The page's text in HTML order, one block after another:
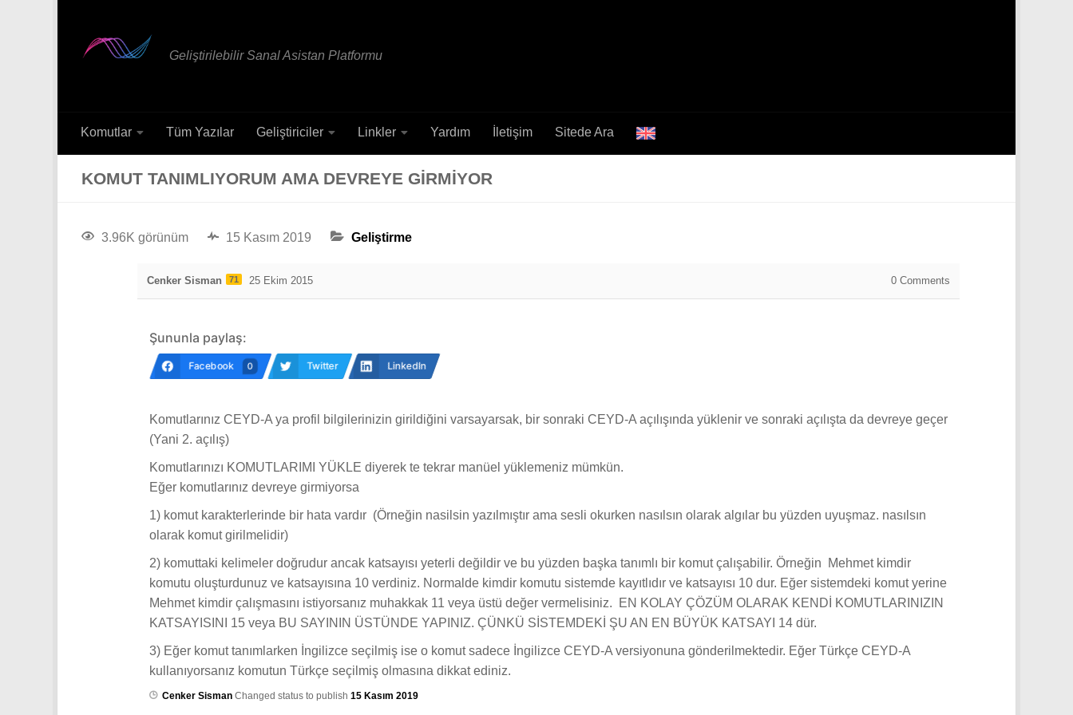
Geliştirilebilir Sanal Asistan Platformu
Komutlar Tüm Yazılar Geliştiriciler Linkler Yardım İletişim Sitede Ara
KOMUT TANIMLIYORUM AMA DEVREYE GIRMIYOR
3.96K görünüm 15 Kasım 2019 Geliştirme
Cenker Sisman 71 25 Ekim 2015 0 Comments
Şununla paylaş:
Facebook 0 Twitter LinkedIn
Komutlarınız CEYD-A ya profil bilgilerinizin girildiğini varsayarsak, bir sonraki CEYD-A açılışında yüklenir ve sonraki açılışta da devreye geçer
(Yani 2. açılış)
Komutlarınızı KOMUTLARIMI YÜKLE diyerek te tekrar manüel yüklemeniz mümkün.
Eğer komutlarınız devreye girmiyorsa
1) komut karakterlerinde bir hata vardır (Örneğin nasilsin yazılmıştır ama sesli okurken nasılsın olarak algılar bu yüzden uyuşmaz. nasılsın
olarak komut girilmelidir)
2) komuttaki kelimeler doğrudur ancak katsayısı yeterli değildir ve bu yüzden başka tanımlı bir komut çalışabilir. Örneğin Mehmet kimdir
komutu oluşturdunuz ve katsayısına 10 verdiniz. Normalde kimdir komutu sistemde kayıtlıdır ve katsayısı 10 dur. Eğer sistemdeki komut yerine
Mehmet kimdir çalışmasını istiyorsanız muhakkak 11 veya üstü değer vermelisiniz. EN KOLAY ÇÖZÜM OLARAK KENDİ KOMUTLARINIZIN
KATSAYISINI 15 veya BU SAYININ ÜSTÜNDE YAPINIZ. ÇÜNKÜ SİSTEMDEKİ ŞU AN EN BÜYÜK KATSAYI 14 dür.
3) Eğer komut tanımlarken İngilizce seçilmiş ise o komut sadece İngilizce CEYD-A versiyonuna gönderilmektedir. Eğer Türkçe CEYD-A
kullanıyorsanız komutun Türkçe seçilmiş olmasına dikkat ediniz.
Cenker Sisman Changed status to publish 15 Kasım 2019